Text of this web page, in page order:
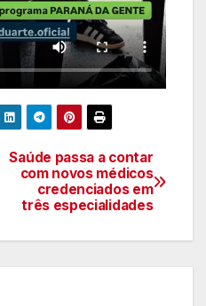
Saúde passa a contar
com novos médicos
credenciados em
três especialidades